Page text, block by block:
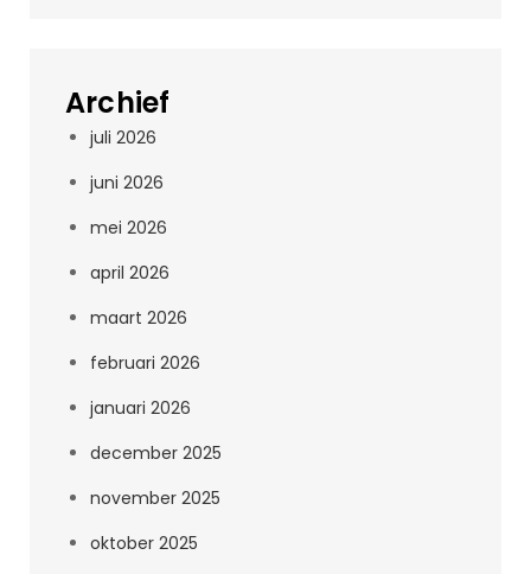
Archief
juli 2026
juni 2026
mei 2026
april 2026
maart 2026
februari 2026
januari 2026
december 2025
november 2025
oktober 2025